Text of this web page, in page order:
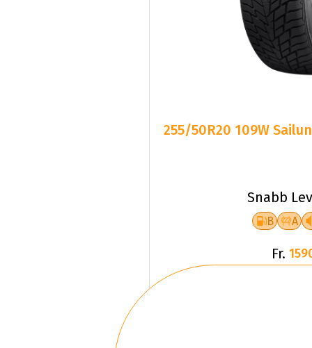
255/50R20 109W
Snabb
B A
Fr.